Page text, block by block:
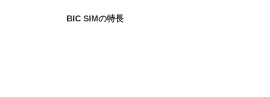
BIC SIMの特長